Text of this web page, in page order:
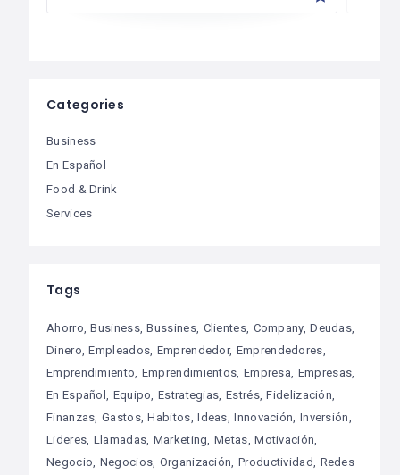
Categories
Business
En Español
Food & Drink
Services
Tags
Ahorro Business Bussines Clientes Company Deudas
Dinero Empleados Emprendedor Emprendedores
Emprendimiento Emprendimientos Empresa Empresas
En Español Equipo Estrategias Estrés Fidelización
Finanzas Gastos Habitos Ideas Innovación Inversión
Lideres Llamadas Marketing Metas Motivación
Negocio Negocios Organización Productividad Redes